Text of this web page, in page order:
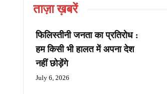
ताज़ा ख़बरें
फिलिस्तीनी जनता का प्रतिरोध :
हम किसी भी हालत में अपना देश
नहीं छोड़ेंगे
July 6, 2026